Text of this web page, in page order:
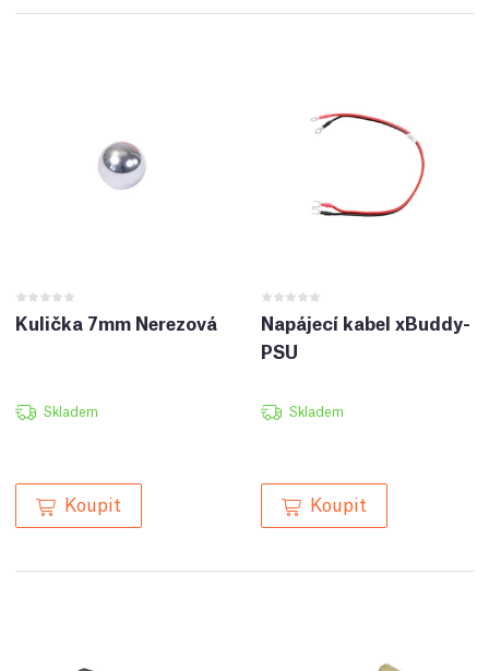
Kulička 7mm Nerezová
Skladem
Koupit
Napájecí kabel xBuddy-
PSU
Skladem
Koupit